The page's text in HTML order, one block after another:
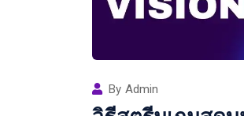
By Admin